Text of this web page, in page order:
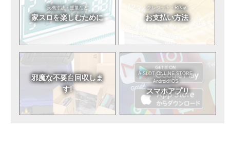
実機寸法・重量など
家スロを楽しむために
クレジット・RPay
お支払い方法
邪魔な不要台回収しま
す!
A-SLOT ONLINE STORE
Android/iOS
スマホアプリ